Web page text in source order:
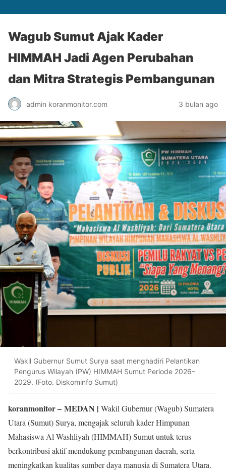
Wagub Sumut Ajak Kader
HIMMAH Jadi Agen Perubahan
dan Mitra Strategis Pembangunan
admin koranmonitor.com 3 bulan ago
Wakil Gubernur Sumut Surya saat menghadiri Pelantikan
Pengurus Wilayah (PW) HIMMAH Sumut Periode 2026–
2029. (Foto. Diskominfo Sumut)
koranmonitor– MEDAN | Wakil Gubernur (Wagub) Sumatera
Utara (Sumut) Surya, mengajak seluruh kader Himpunan
Mahasiswa Al Washliyah (HIMMAH) Sumut untuk terus
berkontribusi aktif mendukung pembangunan daerah, serta
meningkatkan kualitas sumber daya manusia di Sumatera Utara.